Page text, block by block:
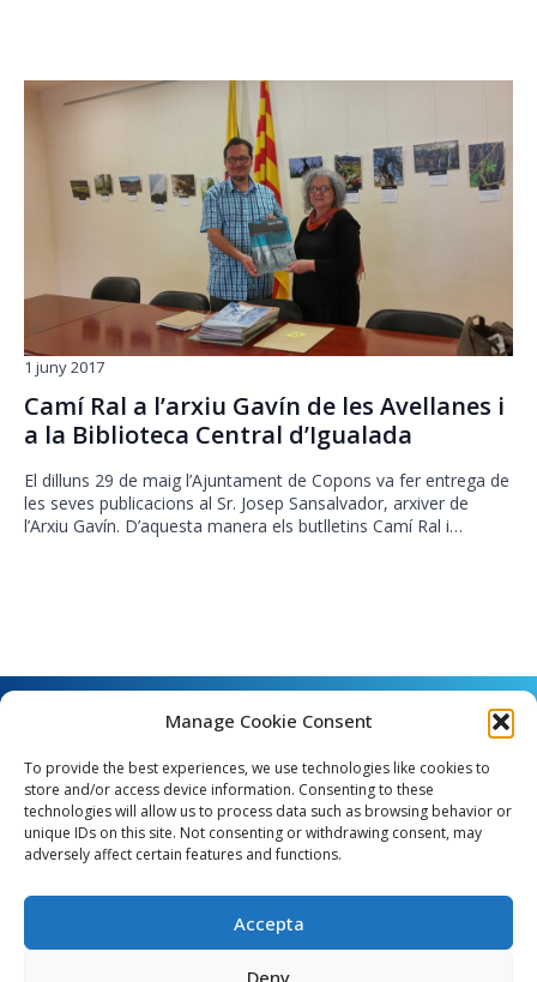
Manage Cookie Consent
To provide the best experiences, we use technologies like cookies to
store and/or access device information. Consenting to these
technologies will allow us to process data such as browsing behavior or
unique IDs on this site. Not consenting or withdrawing consent, may
adversely affect certain features and functions.
Accepta
Deny
Camí Ral a l’arxiu Gavín de les Avellanes i
a la Biblioteca Central d’Igualada
1 juny 2017
El dilluns 29 de maig l’Ajuntament de Copons va fer entrega de
les seves publicacions al Sr. Josep Sansalvador, arxiver de
l’Arxiu Gavín. D’aquesta manera els butlletins Camí Ral i…
Angel Guimerà, 8 - 08289 Copons
e_mail: copons@copons.cat